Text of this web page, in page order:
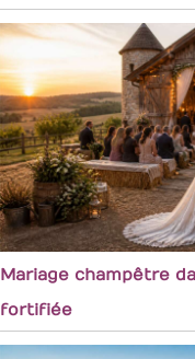
Mariage champêtre
fortifiée